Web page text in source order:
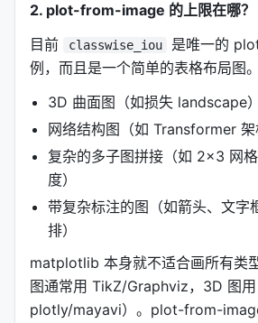
你上传一张论文截图，AI 会： 1. 分
体、配色、布局结构 2. 自动推断
生成可复现的 Python 脚本
---
风格名
bar_paired_delta
bar_grouped_hatch 柱状图
line_confidence_band 折线图
2. plot-from-image 的上限在哪？
目前
classwise_iou
是唯一的
例，而且是一个简单的表格布局图
3D 曲面图（如损失 landscape）
网络结构图（如 Transformer 架
复杂的多子图拼接（如 2×3 网
度）
带复杂标注的图（如箭头、文字
排）
matplotlib 本身就不适合画所有类
图通常用 TikZ/Graphviz，3D 图用
plotly/mayavi）。plot-from-